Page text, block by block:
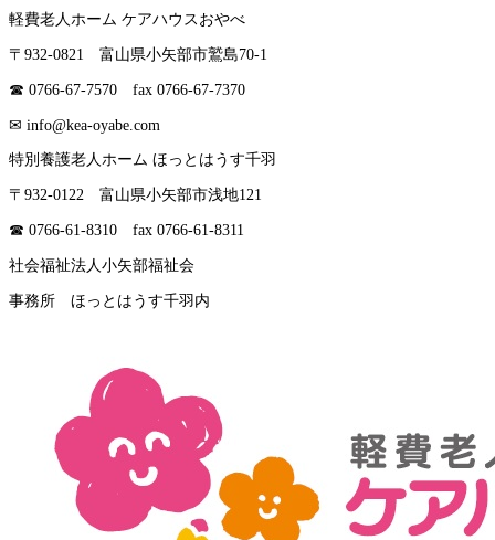
軽費老人ホーム ケアハウスおやべ
〒932-0821 富山県小矢部市鷲島70-1
☎ 0766-67-7570 fax 0766-67-7370
✉ info@kea-oyabe.com
特別養護老人ホーム ほっとはうす千羽
〒932-0122 富山県小矢部市浅地121
☎ 0766-61-8310 fax 0766-61-8311
社会福祉法人小矢部福祉会
事務所 ほっとはうす千羽内